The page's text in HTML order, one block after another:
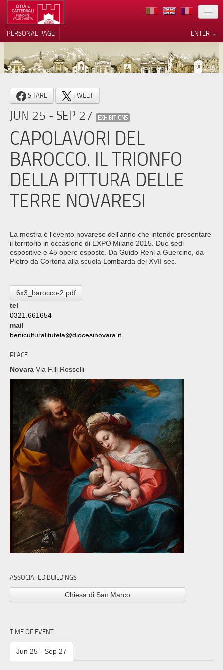
LOCATION
ARCHITECTURE
MUSEUMS
ITINERARIES
EVENTS
CONTACTS
PRESS
ENTER
PERSONAL PAGE
SHARE TWEET
JUN 25 - SEP 27 EXHIBITIONS
CAPOLAVORI DEL
BAROCCO. IL TRIONFO
DELLA PITTURA DELLE
TERRE NOVARESI
La mostra è l'evento novarese dell'anno che intende presentare
il territorio in occasione di EXPO Milano 2015. Due sedi
espositive e 45 opere esposte. Da Guido Reni a Guercino, da
Pietro da Cortona alla scuola Lombarda del XVII sec.
6x3_barocco-2.pdf
tel
0321.661654
mail
beniculturalitutela@diocesinovara.it
PLACE
Novara Via F.lli Rosselli
ASSOCIATED BUILDINGS
Chiesa di San Marco
TIME OF EVENT
Jun 25 - Sep 27
Notice at collection
Your Privacy Choices